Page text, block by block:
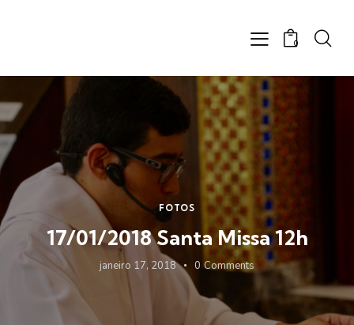
0
FOTOS
17/01/2018 Santa Missa 12h
janeiro 17, 2018 0 Comments